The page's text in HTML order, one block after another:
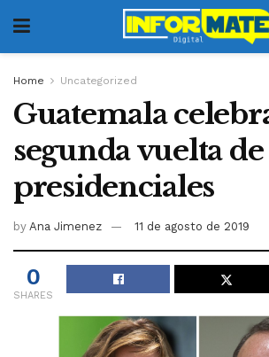
Home Uncategorized
Guatemala
segunda vuelta de
presidenciales
by Ana Jimenez 11 de agosto de 2019
0
SHARES